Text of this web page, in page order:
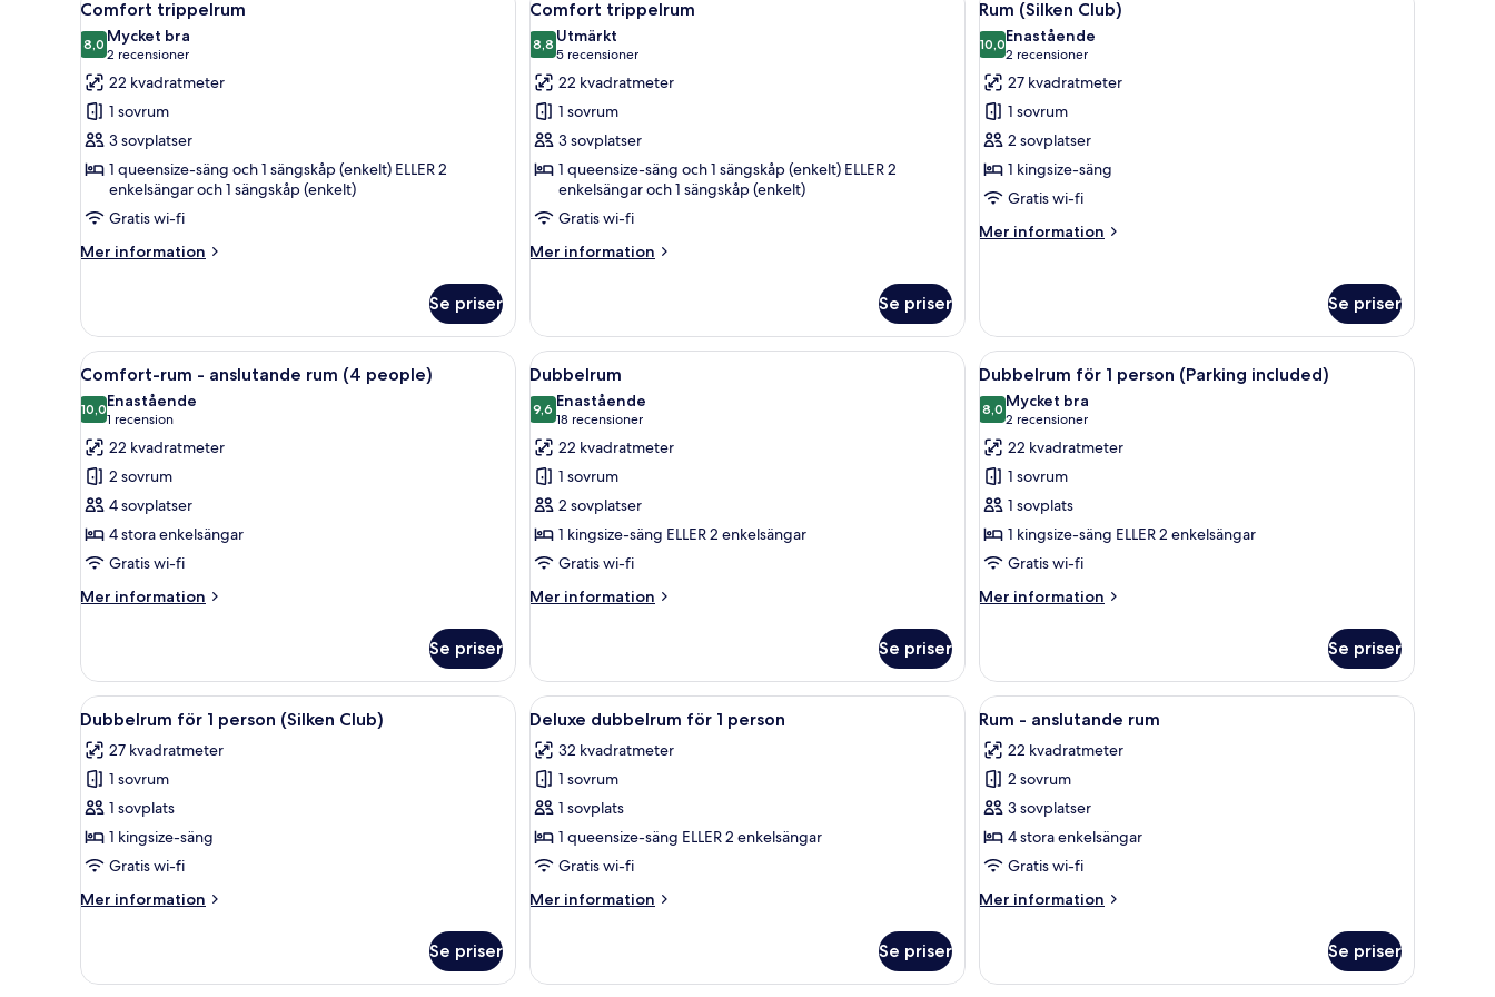
1
person
alla
foton
för
Comfort
trippelrum
5
Comfort trippelrum
8,08,0 av 10
Mycket bra
2 recensioner
(2 recensioner)
22 kvadratmeter
1 sovrum
3 sovplatser
1 queensize-säng och 1 sängskåp (enkelt) ELLER 2
enkelsängar och 1 sängskåp (enkelt)
Gratis wi-fi
Mer information
Mer
trippelrum
Se priser
alla
foton
för
Comfort
trippelrum
5
Comfort trippelrum
8,88,8 av 10
Utmärkt
5 recensioner
(5 recensioner)
22 kvadratmeter
1 sovrum
3 sovplatser
1 queensize-säng och 1 sängskåp (enkelt) ELLER 2
enkelsängar och 1 sängskåp (enkelt)
Gratis wi-fi
Mer information
Mer
trippelrum
Se priser
alla
foton
för
Rum
(Silken
Club)
11
Rum (Silken Club)
10,010,0 av 10
Enastående
2 recensioner
(2 recensioner)
27 kvadratmeter
1 sovrum
2 sovplatser
1 kingsize-säng
Gratis wi-fi
Mer information
Mer
Club)
Se priser
Öppna
alla
foton
för
Comfort-
rum
-
anslutande
rum
(4
Ett hotellrum med en säng, ett skrivbord med en stol, en TV och en kaffebryggare.
5
Comfort-rum - anslutande rum (4 people)
10,010,0 av 10
Enastående
1 recension
(1 recension)
22 kvadratmeter
2 sovrum
4 sovplatser
4 stora enkelsängar
Gratis wi-fi
Mer information
Mer
rum
anslutande
(4
people)
Se priser
Öppna
alla
foton
för
Dubbelrum
Ett hotellrum med en stor säng, ett skrivbord med en stol och ett fönster med gardiner.
8
Dubbelrum
9,69,6 av 10
Enastående
18 recensioner
(18 recensioner)
22 kvadratmeter
1 sovrum
2 sovplatser
1 kingsize-säng ELLER 2 enkelsängar
Gratis wi-fi
Mer information
Mer
Se priser
Öppna
alla
foton
för
Dubbelrum
för
1
person
(Parking
included)
Ett hotellrum med en stor säng, ett
8
Dubbelrum för 1 person (Parking included)
8,08,0 av 10
Mycket bra
2 recensioner
(2 recensioner)
22 kvadratmeter
1 sovrum
1 sovplats
1 kingsize-säng ELLER 2 enkelsängar
Gratis wi-fi
Mer information
Mer
för
person
included)
Se priser
Öppna
alla
foton
för
Dubbelrum
för
1
(Silken
Ett modernt hotellrum med en stor säng, en platt-TV som är monterad på väggen, ett skrivbord med en stol och en väggpanel i trä.
11
Dubbelrum för 1 person (Silken Club)
27 kvadratmeter
1 sovrum
1 sovplats
1 kingsize-säng
Gratis wi-fi
Mer information
Mer
för
Se priser
Öppna
alla
foton
för
Deluxe
dubbelrum
för
person
Ett modernt hotellrum med en stor säng, en stol och ett nattduksbord.
5
Deluxe dubbelrum för 1 person
32 kvadratmeter
1 sovrum
1 sovplats
1 queensize-säng ELLER 2 enkelsängar
Gratis wi-fi
Mer information
Mer
dubbelrum
Se priser
Öppna
alla
foton
för
Rum
-
anslutande
Ett hotellrum med en säng, ett skrivbord
5
Rum - anslutande rum
22 kvadratmeter
2 sovrum
3 sovplatser
4 stora enkelsängar
Gratis wi-fi
Mer information
Mer
-
Se priser